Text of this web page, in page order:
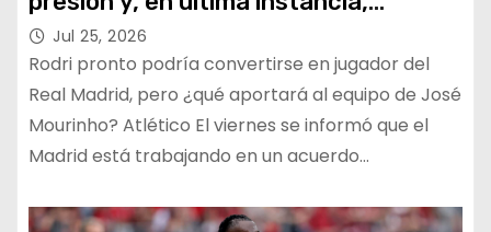
sustituir a Kroos?
Jul 25, 2026
Rodri pronto podría convertirse en jugador del
Real Madrid, pero ¿qué aportará al equipo de José
Mourinho? Atlético El viernes se informó que el
Madrid está trabajando en un acuerdo…